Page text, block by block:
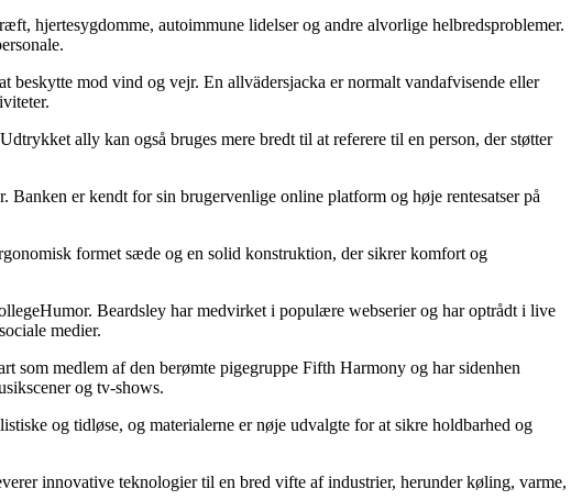
hjertesygdomme, autoimmune lidelser og andre alvorlige helbredsproblemer.
mod vind og vejr. En allvädersjacka er normalt vandafvisende eller
ally kan også bruges mere bredt til at referere til en person, der støtter
er kendt for sin brugervenlige online platform og høje rentesatser på
formet sæde og en solid konstruktion, der sikrer komfort og
Beardsley har medvirket i populære webserier og har optrådt i live
medier.
medlem af den berømte pigegruppe Fifth Harmony og har sidenhen
og tv-shows.
og tidløse, og materialerne er nøje udvalgte for at sikre holdbarhed og
innovative teknologier til en bred vifte af industrier, herunder køling, varme,